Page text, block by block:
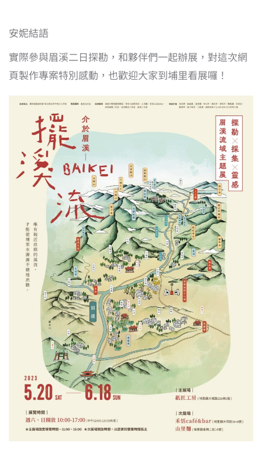
安妮結語
實際參與眉溪二日探勘，和夥伴們一起辦展，對這次網
頁製作專案特別感動，也歡迎大家到埔里看展囉！